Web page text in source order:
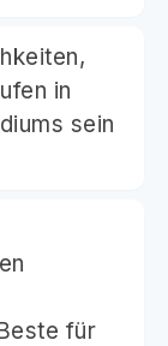
in
sein
für